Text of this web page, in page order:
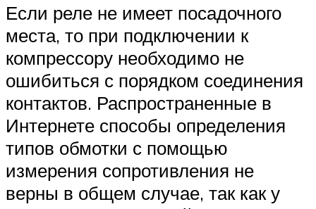
Если реле не имеет посадочного
места, то при подключении к
компрессору необходимо не
ошибиться с порядком соединения
контактов. Распространенные в
Интернете способы определения
типов обмотки с помощью
измерения сопротивления не
верны в общем случае, так как у